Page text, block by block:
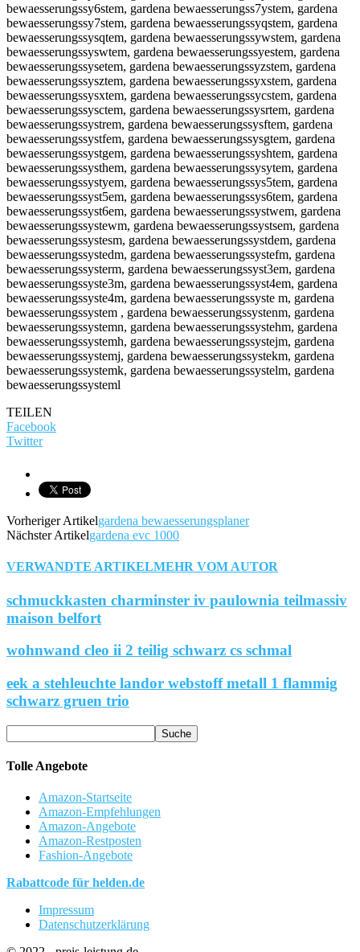
TEILEN
Facebook
Twitter
Vorheriger Artikelgardena bewaesserungsplaner
Nächster Artikelgardena evc 1000
VERWANDTE ARTIKELMEHR VOM AUTOR
schmuckkasten charminster iv paulownia teilmassiv
maison belfort
wohnwand cleo ii 2 teilig schwarz cs schmal
eek a stehleuchte landor webstoff metall 1 flammig
schwarz gruen trio
Tolle Angebote
Amazon-Startseite
Amazon-Empfehlungen
Amazon-Angebote
Amazon-Restposten
Fashion-Angebote
Rabattcode für helden.de
Impressum
Datenschutzerklärung